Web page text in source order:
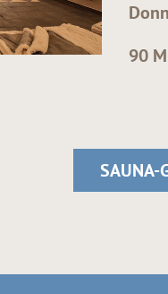
90
SAUNA-